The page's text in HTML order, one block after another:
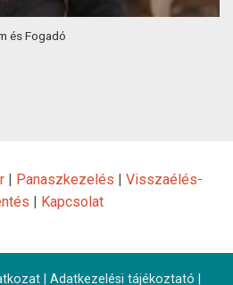
és Fogadó
Panaszkezelés
Visszaélés-
Kapcsolat
| Adatkezelési tájékoztató